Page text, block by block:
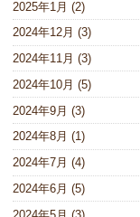
2025年1月 (2)
2024年12月 (3)
2024年11月 (3)
2024年10月 (5)
2024年9月 (3)
2024年8月 (1)
2024年7月 (4)
2024年6月 (5)